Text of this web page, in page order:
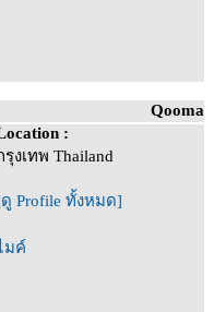
Qooma
:
รุงเทพ Thailand
Profile ทั้งหมด]
มค์